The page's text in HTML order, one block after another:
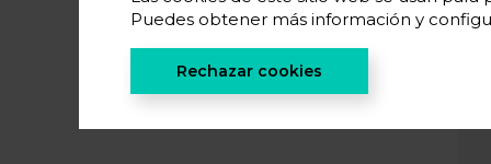
Puedes obtener más información y
Rechazar cookies